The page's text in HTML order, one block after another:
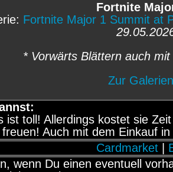
Fortnite
Fortnite Major 1 Summit at
* Vorwärts Blättern auch
Zur
ist toll! Allerdings kostet sie
Auch mit dem Einkauf
Cardmarket
wenn Du einen eventuell